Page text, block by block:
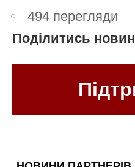
494 перегляди
Поділитись